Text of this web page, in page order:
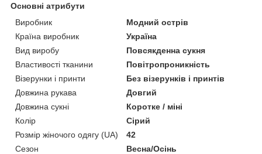
Основні атрибути
Виробник
Модний острів
Країна виробник
Україна
Вид виробу
Повсякденна сукня
Властивості тканини
Повітропроникність
Візерунки і принти
Без візерунків і принтів
Довжина рукава
Довгий
Довжина сукні
Коротке / міні
Колір
Сірий
Розмір жіночого одягу (UA)
42
Сезон
Весна/Осінь